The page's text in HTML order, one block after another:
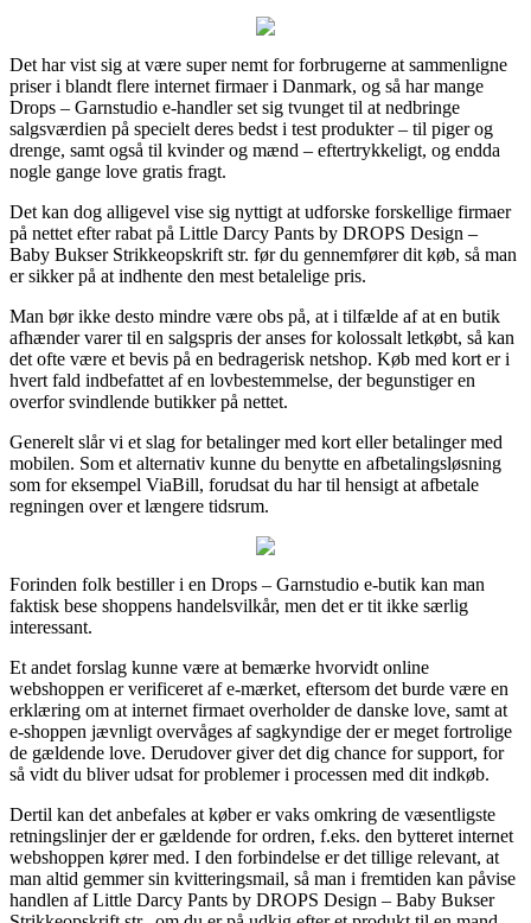
Det har vist sig at være super nemt for forbrugerne at sammenligne
priser i blandt flere internet firmaer i Danmark, og så har mange
Drops – Garnstudio e-handler set sig tvunget til at nedbringe
salgsværdien på specielt deres bedst i test produkter – til piger og
drenge, samt også til kvinder og mænd – eftertrykkeligt, og endda
nogle gange love gratis fragt.
Det kan dog alligevel vise sig nyttigt at udforske forskellige firmaer
på nettet efter rabat på Little Darcy Pants by DROPS Design –
Baby Bukser Strikkeopskrift str. før du gennemfører dit køb, så man
er sikker på at indhente den mest betalelige pris.
Man bør ikke desto mindre være obs på, at i tilfælde af at en butik
afhænder varer til en salgspris der anses for kolossalt letkøbt, så kan
det ofte være et bevis på en bedragerisk netshop. Køb med kort er i
hvert fald indbefattet af en lovbestemmelse, der begunstiger en
overfor svindlende butikker på nettet.
Generelt slår vi et slag for betalinger med kort eller betalinger med
mobilen. Som et alternativ kunne du benytte en afbetalingsløsning
som for eksempel ViaBill, forudsat du har til hensigt at afbetale
regningen over et længere tidsrum.
Forinden folk bestiller i en Drops – Garnstudio e-butik kan man
faktisk bese shoppens handelsvilkår, men det er tit ikke særlig
interessant.
Et andet forslag kunne være at bemærke hvorvidt online
webshoppen er verificeret af e-mærket, eftersom det burde være en
erklæring om at internet firmaet overholder de danske love, samt at
e-shoppen jævnligt overvåges af sagkyndige der er meget fortrolige
de gældende love. Derudover giver det dig chance for support, for
så vidt du bliver udsat for problemer i processen med dit indkøb.
Dertil kan det anbefales at køber er vaks omkring de væsentligste
retningslinjer der er gældende for ordren, f.eks. den bytteret internet
webshoppen kører med. I den forbindelse er det tillige relevant, at
man altid gemmer sin kvitteringsmail, så man i fremtiden kan påvise
handlen af Little Darcy Pants by DROPS Design – Baby Bukser